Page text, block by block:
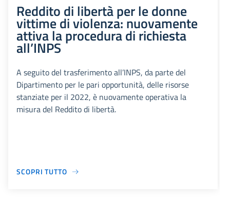
Reddito di libertà per le donne
vittime di violenza: nuovamente
attiva la procedura di richiesta
all’INPS
A seguito del trasferimento all’INPS, da parte del
Dipartimento per le pari opportunità, delle risorse
stanziate per il 2022, è nuovamente operativa la
misura del Reddito di libertà.
SCOPRI TUTTO